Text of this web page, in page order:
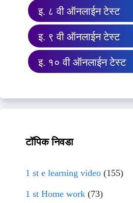
इ. ८ वी ऑनलाईन टेस्ट
इ. ९ वी ऑनलाईन टेस्ट
इ. १० वी ऑनलाईन टेस्ट
टॉपिक निवडा
1 st e learning video (155)
1 st Home work (73)